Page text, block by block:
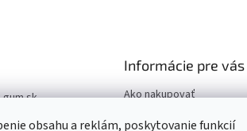
obsahu a reklám, poskytovanie funkcií
gum.sk
907 970
Informácie pre vás
Ako nakupovať